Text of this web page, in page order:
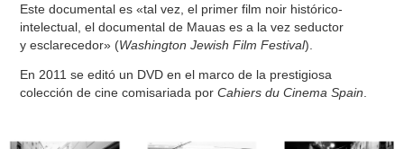
Este documental es «tal vez, el primer film noir histórico-
intelectual, el documental de Mauas es a la vez seductor
y esclarecedor» (Washington Jewish Film Festival).
En 2011 se editó un DVD en el marco de la prestigiosa
colección de cine comisariada porCahiers du Cinema Spain